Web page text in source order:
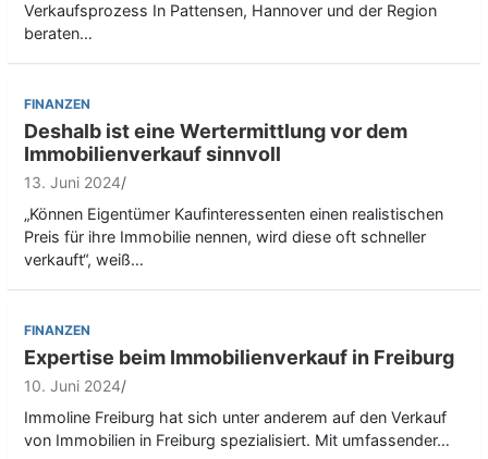
Verkaufsprozess In Pattensen, Hannover und der Region
beraten…
FINANZEN
Deshalb ist eine Wertermittlung vor dem
Immobilienverkauf sinnvoll
13. Juni 2024
„Können Eigentümer Kaufinteressenten einen realistischen
Preis für ihre Immobilie nennen, wird diese oft schneller
verkauft“, weiß…
FINANZEN
Expertise beim Immobilienverkauf in Freiburg
10. Juni 2024
Immoline Freiburg hat sich unter anderem auf den Verkauf
von Immobilien in Freiburg spezialisiert. Mit umfassender…